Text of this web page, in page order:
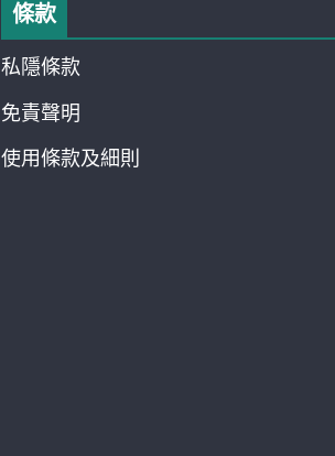
條款
私隱條款
免責聲明
使用條款及細則